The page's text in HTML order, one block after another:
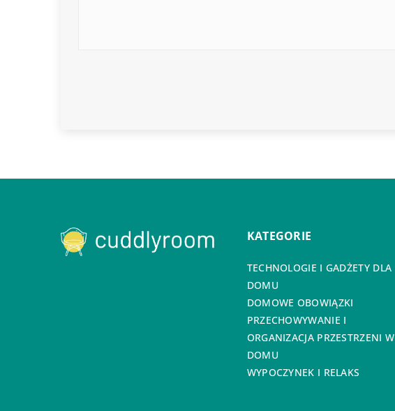
KATEGORIE
TECHNOLOGIE I GADŻETY DLA
DOMU
DOMOWE OBOWIĄZKI
PRZECHOWYWANIE I
ORGANIZACJA PRZESTRZENI W
DOMU
WYPOCZYNEK I RELAKS